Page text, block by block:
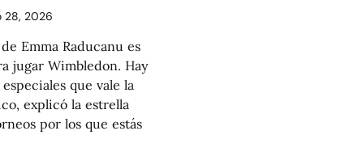
28, 2026
Emma Raducanu es
jugar Wimbledon. Hay
que vale la
explicó la estrella
por los que estás